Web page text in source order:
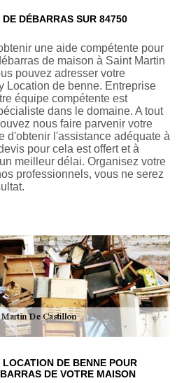
DE DÉBARRAS SUR 84750
une aide compétente pour
de maison à Saint Martin
pouvez adresser votre
Location de benne. Entreprise
équipe compétente est
dans le domaine. A tout
nous faire parvenir votre
d'obtenir l'assistance adéquate à
pour cela est offert et à
meilleur délai. Organisez votre
professionnels, vous ne serez
DE BENNE POUR
DE VOTRE MAISON